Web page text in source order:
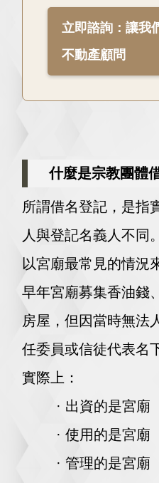
立即諮詢：讓我
不動產顧問
什麼是宗教團體
所謂借名登記，是指
人與登記名義人不同。
以宮廟最常見的情況
早年宮廟募集香油錢
房屋，但因當時無法
任委員或信徒代表名
實際上：
· 出資的是宮廟
· 使用的是宮廟
· 管理的是宮廟